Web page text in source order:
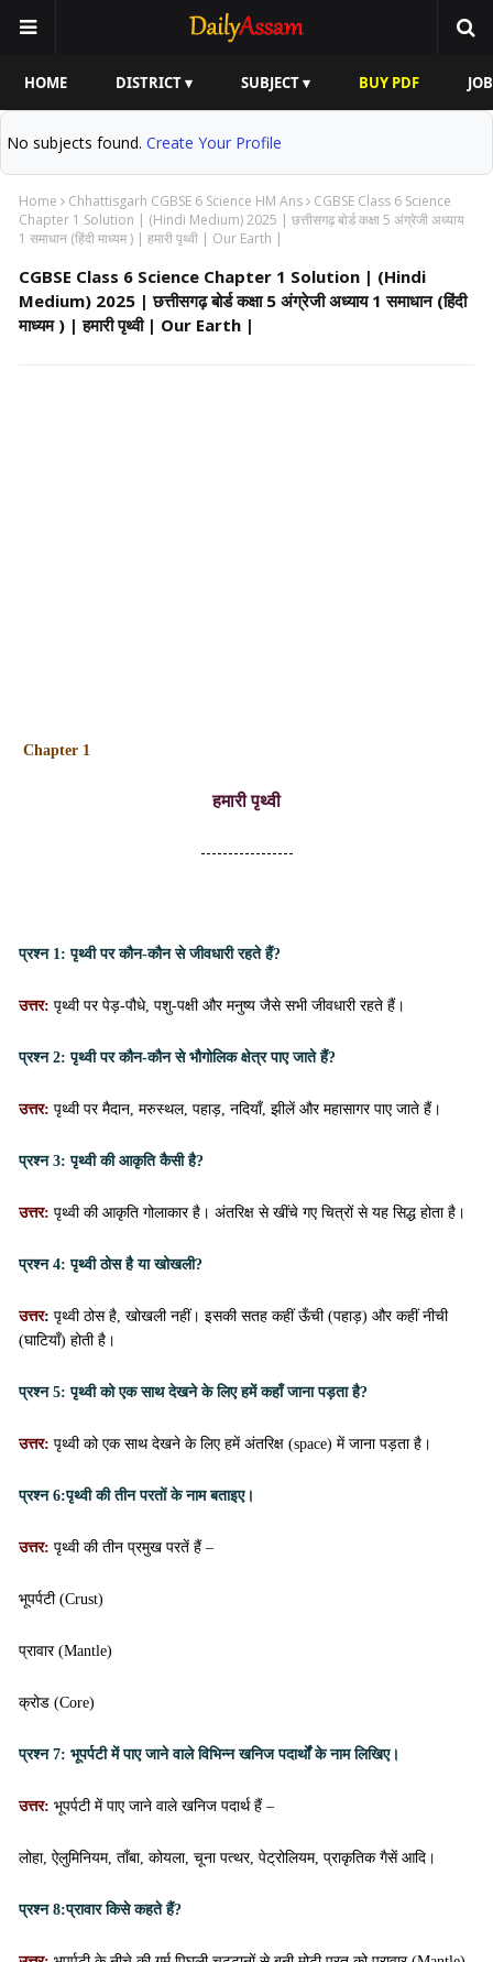
HOME DISTRICT ▾ SUBJECT ▾ BUY PDF
No subjects found. Create Your Profile
Home Chhattisgarh CGBSE 6 Science HM Ans
CGBSE Class 6 Science
Chapter 1 Solution | (Hindi Medium) 2025 | छत्तीसगढ़ बोर्ड कक्षा 5 अंग्रेजी अध्याय
1 समाधान (हिंदी माध्यम ) | हमारी पृथ्वी | Our Earth |
CGBSE Class 6 Science Chapter 1 Solution | (Hindi
Medium) 2025 | छत्तीसगढ़ बोर्ड कक्षा 5 अंग्रेजी अध्याय 1 समाधान (हिंदी
माध्यम ) | हमारी पृथ्वी | Our Earth |
Chapter 1
हमारी पृथ्वी
-----------------
प्रश्न 1: पृथ्वी पर कौन-कौन से जीवधारी रहते हैं?
उत्तर: पृथ्वी पर पेड़-पौधे, पशु-पक्षी और मनुष्य जैसे सभी जीवधारी रहते हैं।
प्रश्न 2: पृथ्वी पर कौन-कौन से भौगोलिक क्षेत्र पाए जाते हैं?
उत्तर: पृथ्वी पर मैदान, मरुस्थल, पहाड़, नदियाँ, झीलें और महासागर पाए जाते हैं।
प्रश्न 3: पृथ्वी की आकृति कैसी है?
उत्तर: पृथ्वी की आकृति गोलाकार है। अंतरिक्ष से खींचे गए चित्रों से यह सिद्ध होता है।
प्रश्न 4: पृथ्वी ठोस है या खोखली?
उत्तर: पृथ्वी ठोस है, खोखली नहीं। इसकी सतह कहीं ऊँची (पहाड़) और कहीं नीची
(घाटियाँ) होती है।
प्रश्न 5: पृथ्वी को एक साथ देखने के लिए हमें कहाँ जाना पड़ता है?
उत्तर: पृथ्वी को एक साथ देखने के लिए हमें अंतरिक्ष (space) में जाना पड़ता है।
प्रश्न 6:पृथ्वी की तीन परतों के नाम बताइए।
उत्तर: पृथ्वी की तीन प्रमुख परतें हैं –
भूपर्पटी (Crust)
प्रावार (Mantle)
क्रोड (Core)
प्रश्न 7: भूपर्पटी में पाए जाने वाले विभिन्न खनिज पदार्थों के नाम लिखिए।
उत्तर: भूपर्पटी में पाए जाने वाले खनिज पदार्थ हैं –
लोहा, ऐलुमिनियम, ताँबा, कोयला, चूना पत्थर, पेट्रोलियम, प्राकृतिक गैसें आदि।
प्रश्न 8:प्रावार किसे कहते हैं?